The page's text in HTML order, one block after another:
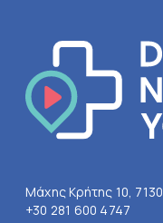
Μάχης Κρήτης 10,
+30 281 600 4747